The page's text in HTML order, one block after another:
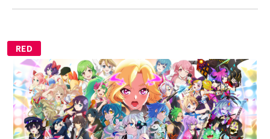
RED